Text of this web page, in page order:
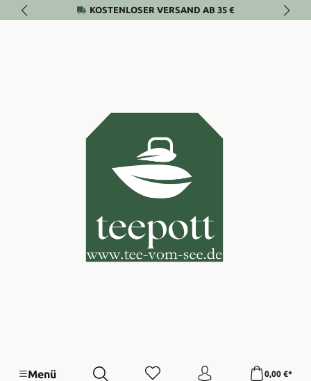
Zum Hauptinhalt springenKOSTENLOSER VERSAND AB 35 €
Menü 0,00 €*